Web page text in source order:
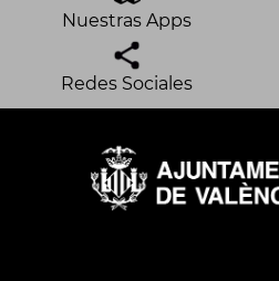
Nuestras Apps
Redes Sociales